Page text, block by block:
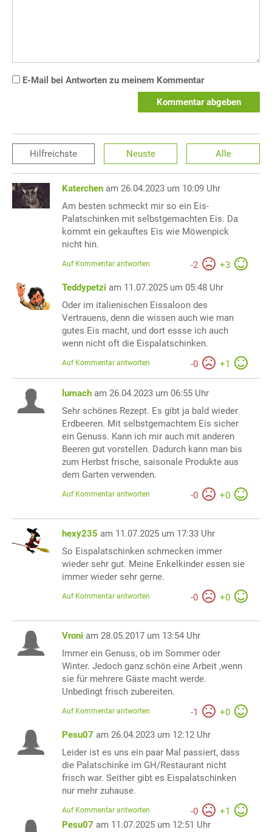
E-Mail bei Antworten zu meinem Kommentar
Kommentar abgeben
Hilfreichste Neuste Alle
Katerchen am 26.04.2023 um 10:09 Uhr
Am besten schmeckt mir so ein Eis-
Palatschinken mit selbstgemachten Eis. Da
kommt ein gekauftes Eis wie Möwenpick
nicht hin.
-2 +3
Auf Kommentar antworten
Teddypetzi am 11.07.2025 um 05:48 Uhr
Oder im italienischen Eissaloon des
Vertrauens, denn die wissen auch wie man
gutes Eis macht, und dort essse ich auch
wenn nicht oft die Eispalatschinken.
-0 +1
Auf Kommentar antworten
lumach am 26.04.2023 um 06:55 Uhr
Sehr schönes Rezept. Es gibt ja bald wieder
Erdbeeren. Mit selbstgemachtem Eis sicher
ein Genuss. Kann ich mir auch mit anderen
Beeren gut vorstellen. Dadurch kann man bis
zum Herbst frische, saisonale Produkte aus
dem Garten verwenden.
-0 +0
Auf Kommentar antworten
hexy235 am 11.07.2025 um 17:33 Uhr
So Eispalatschinken schmecken immer
wieder sehr gut. Meine Enkelkinder essen sie
immer wieder sehr gerne.
-0 +0
Auf Kommentar antworten
Vroni am 28.05.2017 um 13:54 Uhr
Immer ein Genuss, ob im Sommer oder
Winter. Jedoch ganz schön eine Arbeit ,wenn
sie für mehrere Gäste macht werde.
Unbedingt frisch zubereiten.
-1 +0
Auf Kommentar antworten
Pesu07 am 26.04.2023 um 12:12 Uhr
Leider ist es uns ein paar Mal passiert, dass
die Palatschinke im GH/Restaurant nicht
frisch war. Seither gibt es Eispalatschinken
nur mehr zuhause.
-0 +1
Auf Kommentar antworten
Pesu07 am 11.07.2025 um 12:51 Uhr